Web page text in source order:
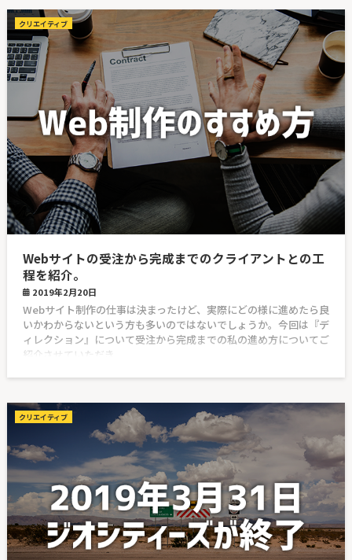
クリエイティブ
Webサイトの受注から完成までのクライアントとの工
程を紹介。
2019年2月20日
Webサイト制作の仕事は決まったけど、実際にどの様に進めたら良
いかわからないという方も多いのではないでしょうか。今回は『デ
ィレクション』について受注から完成までの私の進め方についてご
紹介させていただき
クリエイティブ